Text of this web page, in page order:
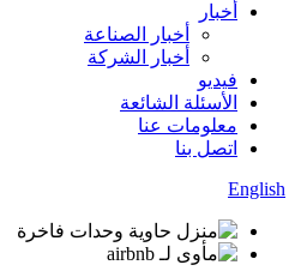
أخبار
أخبار الصناعة
أخبار الشركة
فيديو
الأسئلة الشائعة
معلومات عنا
اتصل بنا
English